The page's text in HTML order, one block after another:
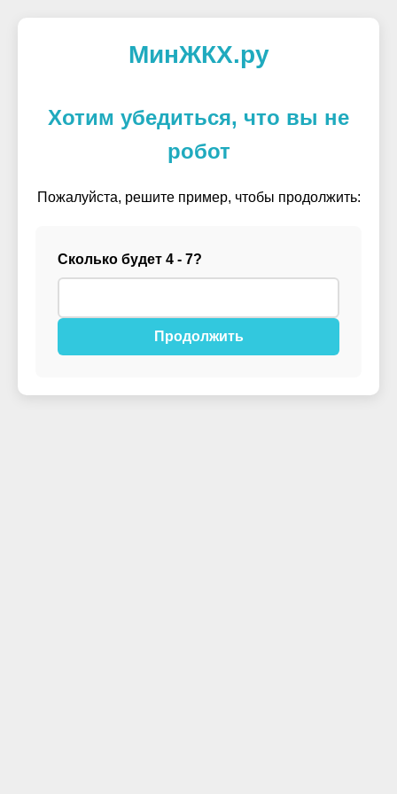
МинЖКХ.ру
Хотим убедиться, что вы не
робот
Пожалуйста, решите пример, чтобы продолжить:
Сколько будет 4 - 7?
Продолжить